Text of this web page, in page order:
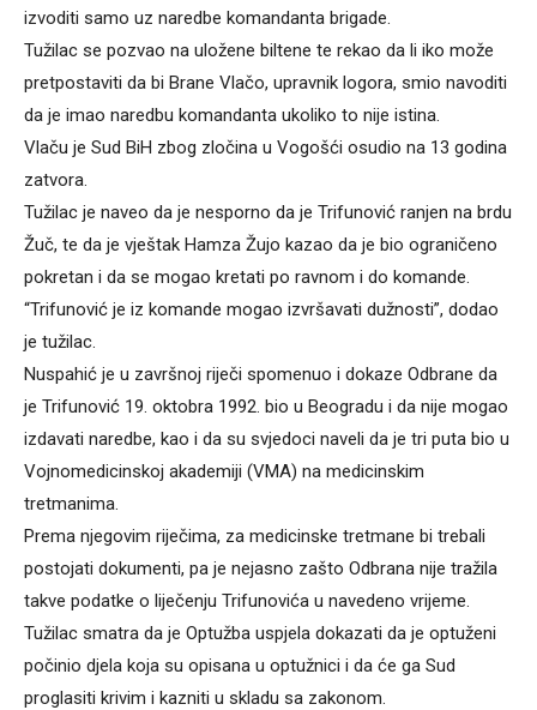
izvoditi samo uz naredbe komandanta brigade.
Tužilac se pozvao na uložene biltene te rekao da li iko može
pretpostaviti da bi Brane Vlačo, upravnik logora, smio navoditi
da je imao naredbu komandanta ukoliko to nije istina.
Vlaču je Sud BiH zbog zločina u Vogošći osudio na 13 godina
zatvora.
Tužilac je naveo da je nesporno da je Trifunović ranjen na brdu
Žuč, te da je vještak Hamza Žujo kazao da je bio ograničeno
pokretan i da se mogao kretati po ravnom i do komande.
“Trifunović je iz komande mogao izvršavati dužnosti”, dodao
je tužilac.
Nuspahić je u završnoj riječi spomenuo i dokaze Odbrane da
je Trifunović 19. oktobra 1992. bio u Beogradu i da nije mogao
izdavati naredbe, kao i da su svjedoci naveli da je tri puta bio u
Vojnomedicinskoj akademiji (VMA) na medicinskim
tretmanima.
Prema njegovim riječima, za medicinske tretmane bi trebali
postojati dokumenti, pa je nejasno zašto Odbrana nije tražila
takve podatke o liječenju Trifunovića u navedeno vrijeme.
Tužilac smatra da je Optužba uspjela dokazati da je optuženi
počinio djela koja su opisana u optužnici i da će ga Sud
proglasiti krivim i kazniti u skladu sa zakonom.